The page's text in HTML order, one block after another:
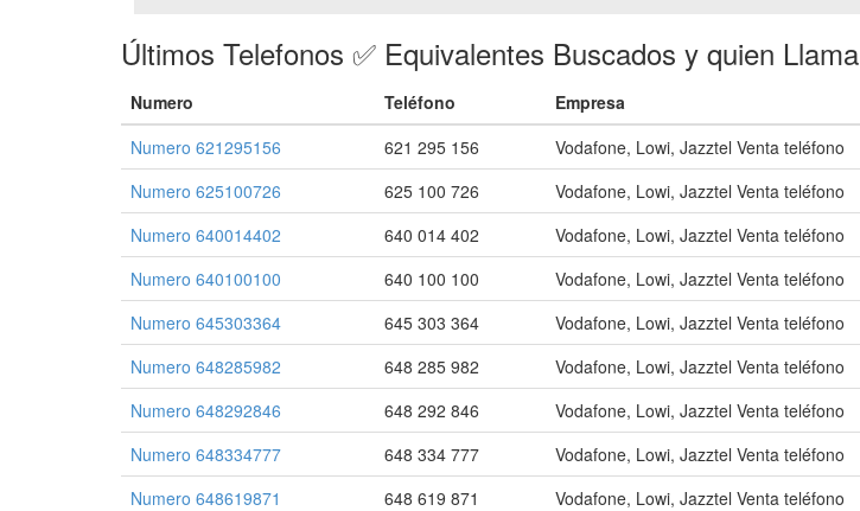
Últimos Telefonos ✅ Equivalentes Buscados y quien Llama
Numero Teléfono
Empresa
Numero 621295156
621 295 156
Vodafone, Lowi, Jazztel Venta teléfono
Numero 625100726
625 100 726
Vodafone, Lowi, Jazztel Venta teléfono
Numero 640014402
640 014 402
Vodafone, Lowi, Jazztel Venta teléfono
Numero 640100100
640 100 100
Vodafone, Lowi, Jazztel Venta teléfono
Numero 645303364
645 303 364
Vodafone, Lowi, Jazztel Venta teléfono
Numero 648285982
648 285 982
Vodafone, Lowi, Jazztel Venta teléfono
Numero 648292846
648 292 846
Vodafone, Lowi, Jazztel Venta teléfono
Numero 648334777
648 334 777
Vodafone, Lowi, Jazztel Venta teléfono
Numero 648619871
648 619 871
Vodafone, Lowi, Jazztel Venta teléfono